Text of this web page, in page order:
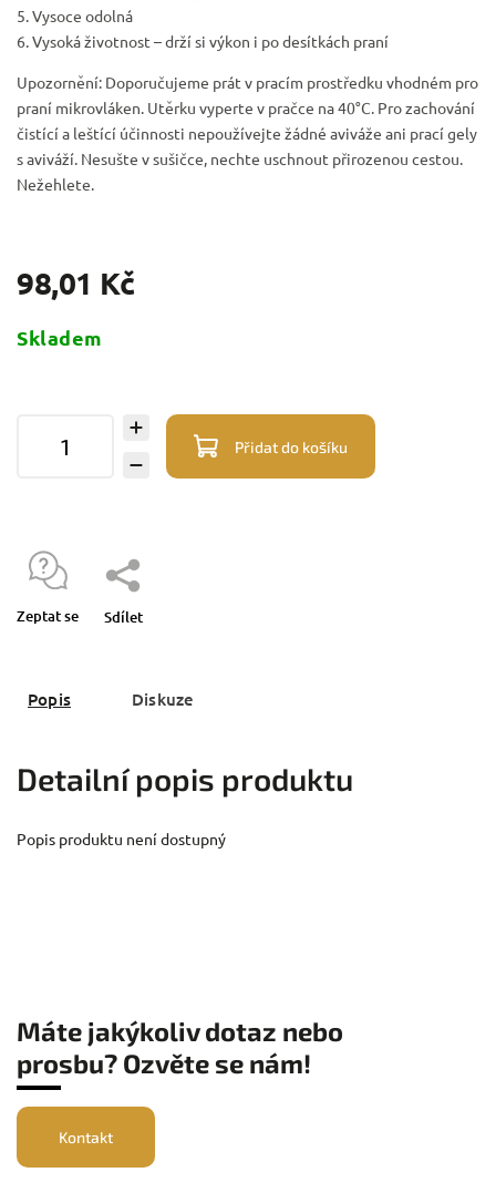
5. Vysoce odolná
6. Vysoká životnost – drží si výkon i po desítkách praní
Upozornění: Doporučujeme prát v pracím prostředku vhodném pro
praní mikrovláken. Utěrku vyperte v pračce na 40°C. Pro zachování
čistící a leštící účinnosti nepoužívejte žádné aviváže ani prací gely
s aviváží. Nesušte v sušičce, nechte uschnout přirozenou cestou.
Nežehlete.
98,01 Kč
Skladem
Přidat do košíku
Zeptat se Sdílet
Popis Diskuze
Detailní popis produktu
Popis produktu není dostupný
Máte jakýkoliv dotaz nebo
prosbu? Ozvěte se nám!
Kontakt